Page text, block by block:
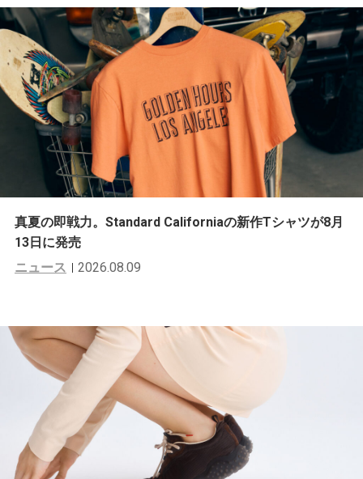
真夏の即戦力。Standard Californiaの新作Tシャツが8月
13日に発売
ニュース
2026.08.09